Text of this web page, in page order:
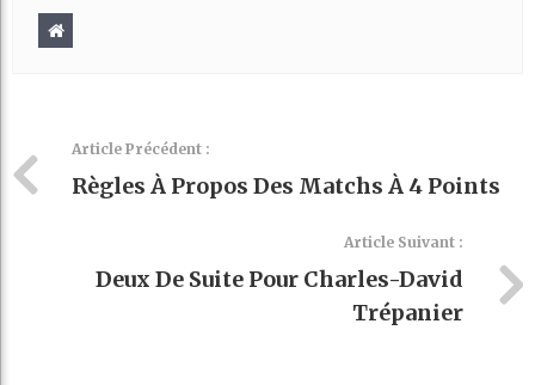
Article Précédent :
Règles À Propos Des Matchs À 4 Points
Article Suivant :
Deux De Suite Pour Charles-David
Trépanier